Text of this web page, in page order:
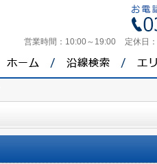
営業時間： 10:00～19:00 定休日：